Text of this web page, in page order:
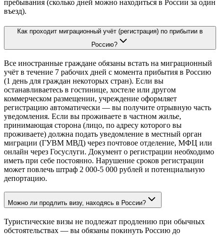
пребывания (сколько дней можно находиться в России за один
въезд).
Как проходит миграционный учёт (регистрация) по прибытии в
Россию?
Все иностранные граждане обязаны встать на миграционный
учёт в течение 7 рабочих дней с момента прибытия в Россию
(1 день для граждан некоторых стран). Если вы
останавливаетесь в гостинице, хостеле или другом
коммерческом размещении, учреждение оформляет
регистрацию автоматически — вы получите отрывную часть
уведомления. Если вы проживаете в частном жилье,
принимающая сторона (лицо, по адресу которого вы
проживаете) должна подать уведомление в местный орган
миграции (ГУВМ МВД) через почтовое отделение, МФЦ или
онлайн через Госуслуги. Документ о регистрации необходимо
иметь при себе постоянно. Нарушение сроков регистрации
может повлечь штраф 2 000-5 000 рублей и потенциальную
депортацию.
Можно ли продлить визу, находясь в России?
Туристические визы не подлежат продлению при обычных
обстоятельствах — вы обязаны покинуть Россию до